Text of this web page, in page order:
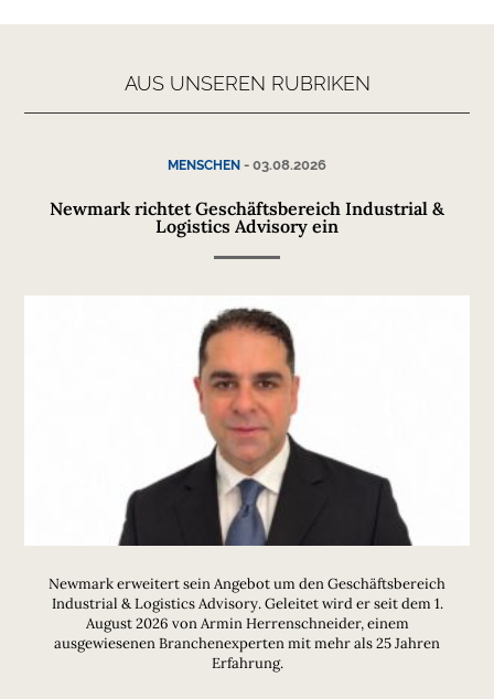
AUS UNSEREN RUBRIKEN
MENSCHEN - 03.08.2026
Newmark richtet Geschäftsbereich Industrial &
Logistics Advisory ein
Newmark erweitert sein Angebot um den Geschäftsbereich
Industrial & Logistics Advisory. Geleitet wird er seit dem 1.
August 2026 von Armin Herrenschneider, einem
ausgewiesenen Branchenexperten mit mehr als 25 Jahren
Erfahrung.